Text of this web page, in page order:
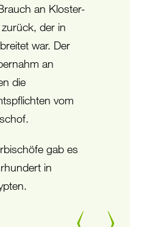
Zurück
an Kloster-
der in
war. Der
an
die
vom
gab es
in
Weiter